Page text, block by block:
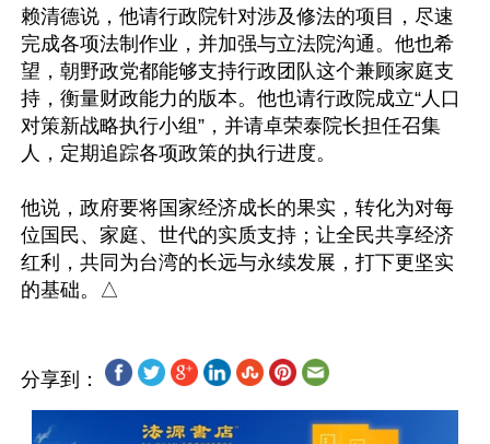
赖清德说，他请行政院针对涉及修法的项目，尽速
完成各项法制作业，并加强与立法院沟通。他也希
望，朝野政党都能够支持行政团队这个兼顾家庭支
持，衡量财政能力的版本。他也请行政院成立“人口
对策新战略执行小组”，并请卓荣泰院长担任召集
人，定期追踪各项政策的执行进度。
他说，政府要将国家经济成长的果实，转化为对每
位国民、家庭、世代的实质支持；让全民共享经济
红利，共同为台湾的长远与永续发展，打下更坚实
分享到：